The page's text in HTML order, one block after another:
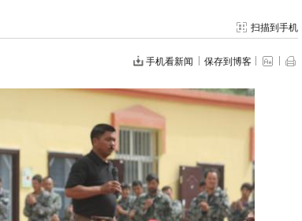
扫描到手机
手机看新闻 保存到博客